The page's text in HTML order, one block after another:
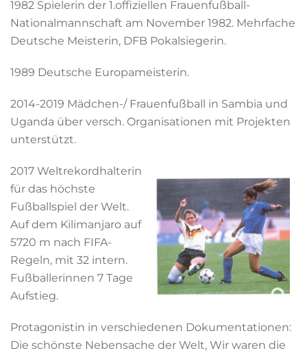
1982 Spielerin der 1.offiziellen Frauenfußball-
Nationalmannschaft am November 1982. Mehrfache
Deutsche Meisterin, DFB Pokalsiegerin.
1989 Deutsche Europameisterin.
2014-2019 Mädchen-/ Frauenfußball in Sambia und
Uganda über versch. Organisationen mit Projekten
unterstützt.
2017 Weltrekordhalterin
für das höchste
Fußballspiel der Welt.
Auf dem Kilimanjaro auf
5720 m nach FIFA-
Regeln, mit 32 intern.
Fußballerinnen 7 Tage
Aufstieg.
Protagonistin in verschiedenen Dokumentationen:
Die schönste Nebensache der Welt, Wir waren die